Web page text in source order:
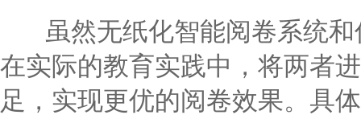
虽然无纸化智能阅卷系统和
在实际的教育实践中，将两者
足，实现更优的阅卷效果。具